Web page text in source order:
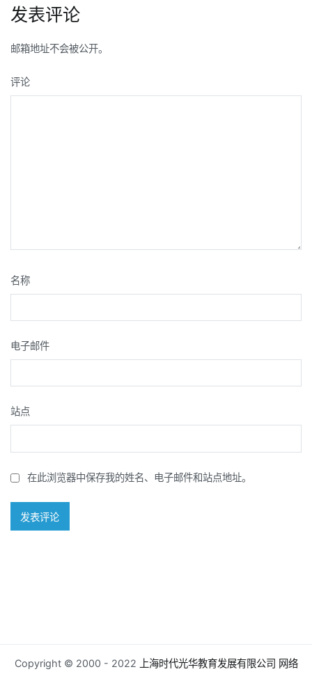
导
航
发表评论
邮箱地址不会被公开。
评论
名称
电子邮件
站点
在此浏览器中保存我的姓名、电子邮件和站点地址。
Copyright © 2000 - 2022 上海时代光华教育发展有限公司 网络